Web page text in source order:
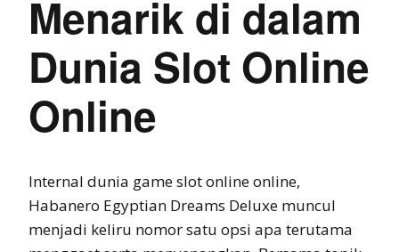
Menarik di dalam
Dunia Slot Online
Online
Internal dunia game slot online online,
Habanero Egyptian Dreams Deluxe muncul
menjadi keliru nomor satu opsi apa terutama